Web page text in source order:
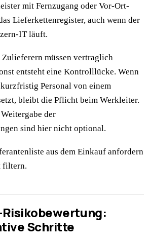
mit Fernzugang oder Vor-Ort-
Lieferkettenregister, auch wenn der
IT läuft.
Zulieferern müssen vertraglich
entsteht eine Kontrolllücke. Wenn
Personal von einem
bleibt die Pflicht beim Werkleiter.
der
sind hier nicht optional.
aus dem Einkauf anfordern
filtern.
Schritte